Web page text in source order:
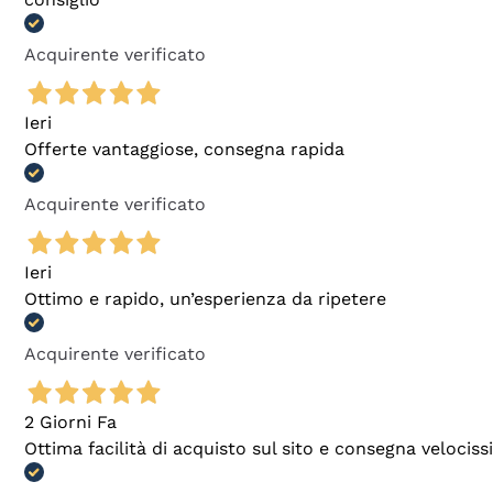
Acquirente verificato
Ieri
Offerte vantaggiose, consegna rapida
Acquirente verificato
Ieri
Ottimo e rapido, un’esperienza da ripetere
Acquirente verificato
2 Giorni Fa
Ottima facilità di acquisto sul sito e consegna